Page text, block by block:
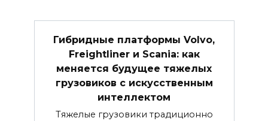
Гибридные платформы Volvo,
Freightliner и Scania: как
меняется будущее тяжелых
грузовиков с искусственным
интеллектом
Тяжелые грузовики традиционно